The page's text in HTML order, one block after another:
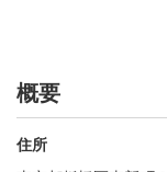
概要
住所